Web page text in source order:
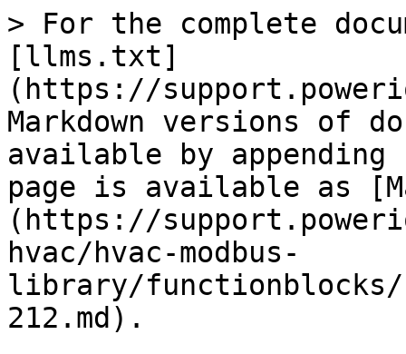
> For the complete documentation index, see [llms.txt](https://support.powerio.com/hub/llms.txt). Markdown versions of documentation pages are available by appending `.md` to page URLs; this page is available as [Markdown](https://support.powerio.com/hub/codesys-hvac/hvac-modbus-library/functionblocks/finder/finder_7m_38_8_400_0212.md).

# FINDER\_7M\_38\_8\_400\_0212

## `FINDER_7M_38_8_400_0212` (FB)

`FUNCTION_BLOCK` FINDER\_7M\_38\_8\_400\_0212

### Darstellung

<figure><img src="/files/7zqNomMujviynVxHwVF8" alt=""><figcaption></figcaption></figure>

InOut:

| Scope       | Name                | Type               | Initial      | Comment                                                                                                                                                             |
| ----------- | ------------------- | ------------------ | ------------ | ------------------------------------------------------------------------------------------------------------------------------------------------------------------- |
| Input       | `xEn`               | `BOOL`             | TRUE         | Freigabe / Sperrung der Kommunikation (TRUE = Freigabe)                                                                                                             |
| Input       | `byUnitId`          | `BYTE`             | 0            | Adresse des Geräts                                                                                                                                                  |
| Input       | `xUpdateActual`     | `BOOL`             | FALSE        | <p>Aktualisierung der Istwerte (bei jeder ansteigenden Flanke<br>)</p>                                                                                              |
| Input       | `xResError`         | `BOOL`             | FALSE        | <p>Reinitialisierung der Ausgänge <code>eErrorCodeCom</code> bzw.<br><code>xErrorCodeDev</code> auf dem fehlerfreien Zustand (bei jeder<br>ansteigenden Flanke)</p> |
| Input       | `xSendSysCommand`   | `BOOL`             | FALSE        | <p>Aktivierung der Übertragung des Systembefehls (Register 12<br>) (bei jeder ansteigenden Flanke UND wSysCommand > 0)</p>                                          |
| Inout       | `ModbusClient`      | `ModbusClientBase` |              | Client des Geräts                                                                                                                                                   |
| Output      | `rU1N`              | `REAL`             |              | Strangspannung L1 - N in V                                                                                                                                          |
| Output      | `rU2N`              | `REAL`             |              | Strangspannung L2 - N in V                                                                                                                                          |
| Output      | `rU3N`              | `REAL`             |              | Strangspannung L3 - N in V                                                                                                                                          |
| Output      | `rU12`              | `REAL`             |              | Leiterspannung L1 - L2 in V                                                                                                                                         |
| Output      | `rU23`              | `REAL`             |              | Leiterspannung L2 - L3 in V                                                                                                                                         |
| Output      | `rU31`              | `REAL`             |              | Leiterspannung L3 - L1 in V                                                                                                                                         |
| Output      | `rIL1`              | `REAL`             |              | Leiterstrom L1 in A                                                                                                                                                 |
| Output      | `rIL2`              | `REAL`             |              | Leiterstrom L2 in A                                                                                                                                                 |
| Output      | `rIL3`              | `REAL`             |              | Leiterstrom L3 in A                                                                                                                                                 |
| Output      | `rPowerFactorL1`    | `REAL`             |              | Leistungsfaktor L1                                                                                                                                                  |
| Output      | `rPowerFactorL2`    | `REAL`             |              | Leistungsfaktor L2                                                                                                                                                  |
| Output      | `rPowerFactorL3`    | `REAL`             |              | Leistungsfaktor L3